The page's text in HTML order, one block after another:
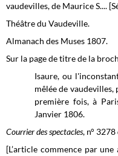
vaudevilles, de Maurice S....
Théâtre du Vaudeville.
Almanach des Muses 1807.
Sur la page de titre de la
Isaure, ou
mêlée de vaudevilles,
première fois, à
Janvier 1806.
Courrier des spectacles, n°
[L’article commence par